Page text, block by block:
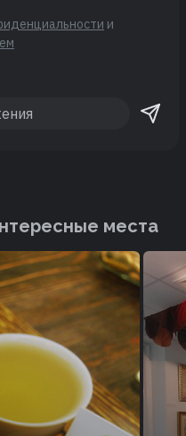
и
места